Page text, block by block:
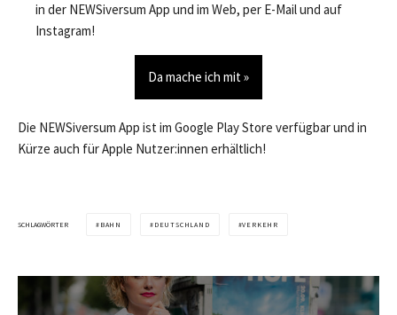
in der NEWSiversum App und im Web, per E-Mail und auf
Instagram!
Da mache ich mit »
Die NEWSiversum App ist im Google Play Store verfügbar und in
Kürze auch für Apple Nutzer:innen erhältlich!
SCHLAGWÖRTER BAHN DEUTSCHLAND VERKEHR